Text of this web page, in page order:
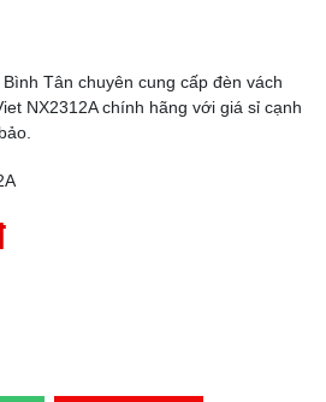
Tân chuyên cung cấp đèn vách
NX2312A chính hãng với giá sỉ cạnh